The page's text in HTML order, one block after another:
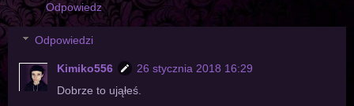
Odpowiedz
Odpowiedzi
Kimiko556
26 stycznia 2018 16:29
Dobrze to ująłeś.